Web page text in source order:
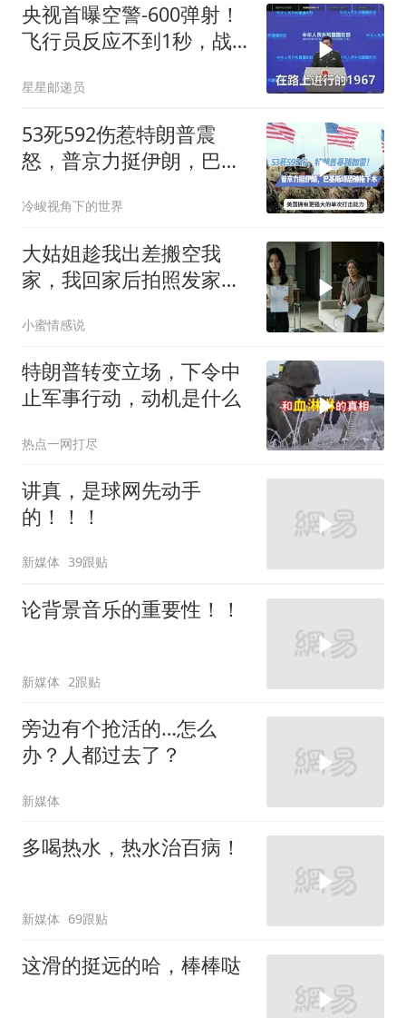
央视首曝空警-600弹射！
飞行员反应不到1秒，战
星星邮递员
53死592伤惹特朗普震
怒，普京力挺伊朗，巴恐
冷峻视角下的世界
大姑姐趁我出差搬空我
家，我回家后拍照发家族
小蜜情感说
特朗普转变立场，下令中
止军事行动，动机是什么
热点一网打尽
讲真，是球网先动手
的！！！
新媒体 39跟贴
论背景音乐的重要性！！
新媒体 2跟贴
旁边有个抢活的…怎么
办？人都过去了？
新媒体
多喝热水，热水治百病！
新媒体 69跟贴
这滑的挺远的哈，棒棒哒